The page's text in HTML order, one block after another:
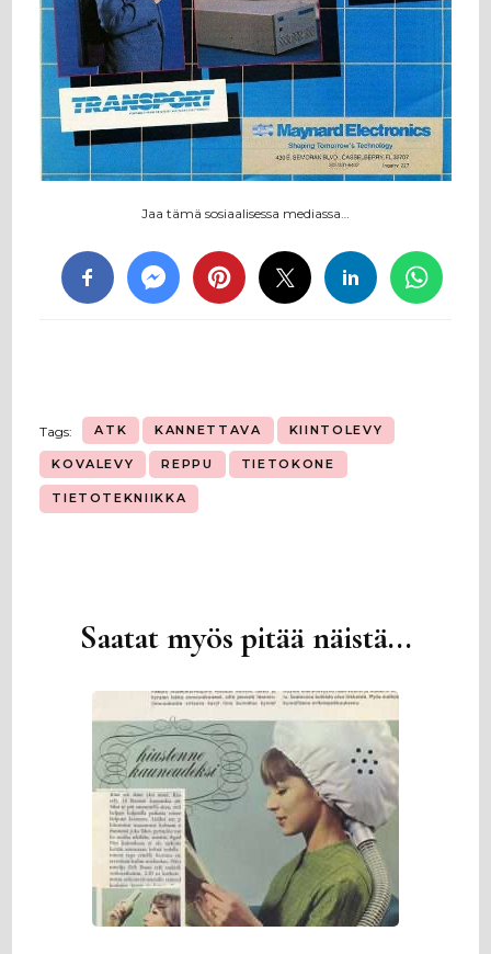
Jaa tämä sosiaalisessa mediassa…
Tags: ATK KANNETTAVA KIINTOLEVY
KOVALEVY REPPU TIETOKONE
TIETOTEKNIIKKA
Artikkelien
Saatat myös pitää näistä...